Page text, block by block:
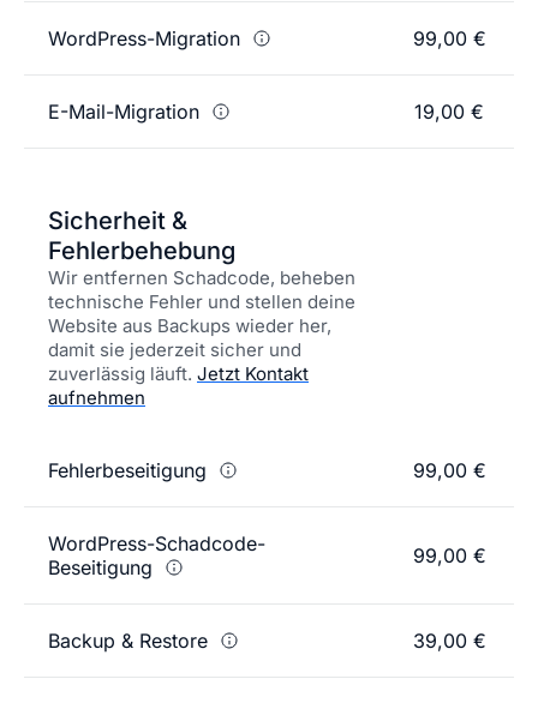
WordPress-Migration 99,00 €
E-Mail-Migration 19,00 €
Sicherheit &
Fehlerbehebung
Wir entfernen Schadcode, beheben
technische Fehler und stellen deine
Website aus Backups wieder her,
damit sie jederzeit sicher und
zuverlässig läuft. Jetzt Kontakt
aufnehmen
Fehlerbeseitigung 99,00 €
WordPress-Schadcode-
Beseitigung
99,00 €
Backup & Restore 39,00 €